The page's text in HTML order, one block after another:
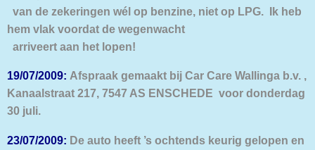
van de zekeringen wél op benzine, niet op LPG. Ik heb
hem vlak voordat de wegenwacht
arriveert aan het lopen!
19/07/2009: Afspraak gemaakt bij Car Care Wallinga b.v. ,
Kanaalstraat 217, 7547 AS ENSCHEDE voor donderdag
30 juli.
23/07/2009: De auto heeft ’s ochtends keurig gelopen en